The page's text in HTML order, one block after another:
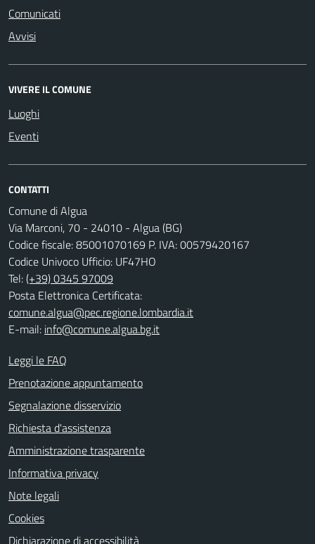
Comunicati
Avvisi
VIVERE IL COMUNE
Luoghi
Eventi
CONTATTI
Comune di Algua
Via Marconi, 70 - 24010 - Algua (BG)
Codice fiscale: 85001070169 P. IVA: 00579420167
Codice Univoco Ufficio: UF47HO
Tel:(+39) 0345 97009
Posta Elettronica Certificata:
comune.algua@pec.regione.lombardia.it
E-mail: info@comune.algua.bg.it
Leggi le FAQ
Prenotazione appuntamento
Segnalazione disservizio
Richiesta d'assistenza
Amministrazione trasparente
Informativa privacy
Note legali
Cookies
Dichiarazione di accessibilità